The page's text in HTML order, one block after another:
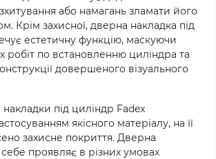
або намагань зламати його
Крім захисної, дверна накладка під
естетичну функцію, маскуючи
робіт по встановленню циліндра та
довершеного візуального
під циліндр Fadex
якісного матеріалу, на її
захисне покриття. Дверна
проявляє в різних умовах